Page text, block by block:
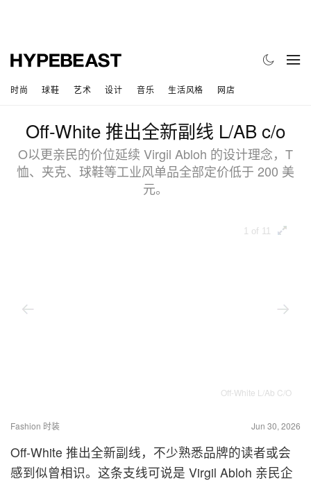
时尚 球鞋 艺术 设计 音乐 生活风格 网店
Off-White 推出全新副线 L/AB c/o
O以更亲民的价位延续 Virgil Abloh 的设计理念，T
恤、夹克、球鞋等工业风单品全部定价低于 200 美
元。
1 of 11
Off-White L/Ab C/O
Fashion 时装 Jun 30, 2026
Off-White 推出全新副线，不少熟悉品牌的读者或会
感到似曾相识。这条支线可说是 Virgil Abloh 亲民企